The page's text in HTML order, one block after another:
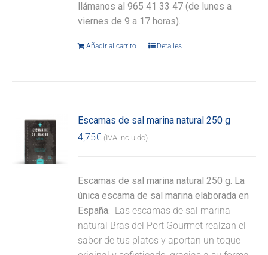
llámanos al 965 41 33 47 (de lunes a
viernes de 9 a 17 horas).
Añadir al carrito Detalles
Escamas de sal marina natural 250 g
4,75€ (IVA incluido)
Escamas de sal marina natural 250 g. La
única escama de sal marina elaborada en
España. Las escamas de sal marina
natural Bras del Port Gourmet realzan el
sabor de tus platos y aportan un toque